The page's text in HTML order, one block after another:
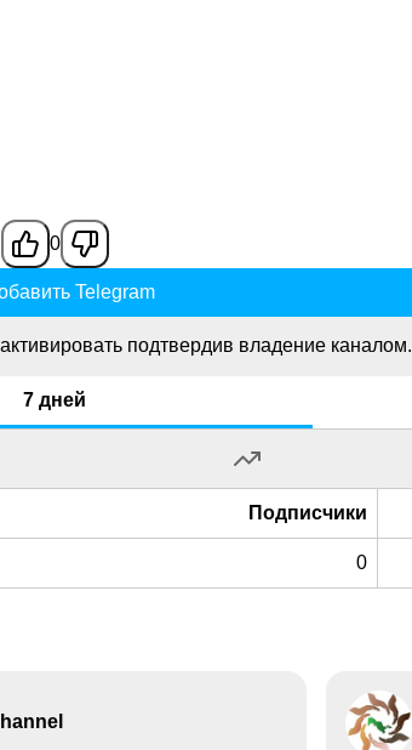
0
Telegram
подтвердив владение каналом.
7 дней
Подписчики
0